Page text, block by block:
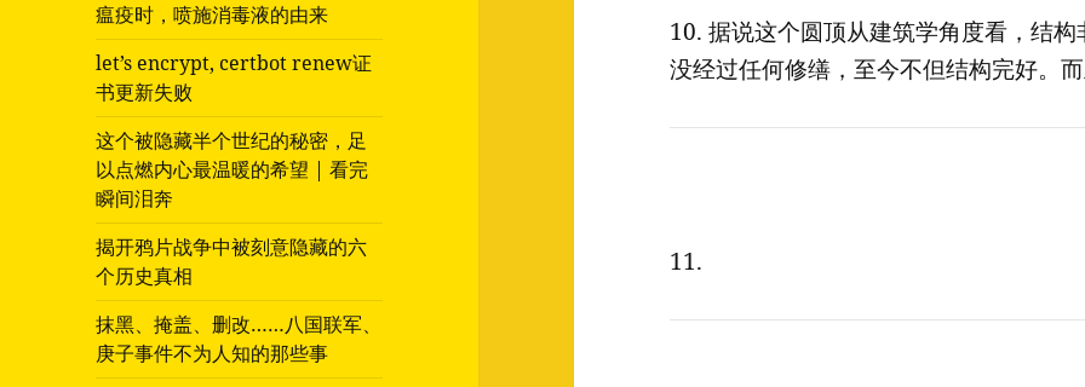
瘟疫时，喷施消毒液的由来
let’s encrypt, certbot renew证
书更新失败
这个被隐藏半个世纪的秘密，足
以点燃内心最温暖的希望 | 看完
瞬间泪奔
揭开鸦片战争中被刻意隐藏的六
个历史真相
抹黑、掩盖、删改……八国联军、
庚子事件不为人知的那些事
10. 据说这个圆顶从建筑学角度看，结
没经过任何修缮，至今不但结构完好。
11.